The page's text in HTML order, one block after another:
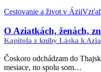
O
ženách,
znásilneniach
a
sebavedomí
Kapitola
Cestovanie a život v Ázii
O Aziatkách, ženách,
Kapitola z knihy Láska k
Čoskoro odchádzam do
mesiace, no spolu som…